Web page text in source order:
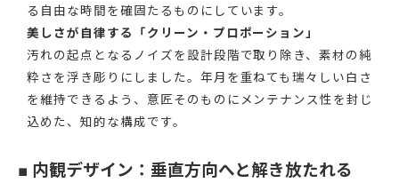
る自由な時間を確固たるものにしています。
美しさが自律する「クリーン・プロポーション」
汚れの起点となるノイズを設計段階で取り除き、素材の純
粋さを浮き彫りにしました。年月を重ねても瑞々しい白さ
を維持できるよう、意匠そのものにメンテナンス性を封じ
込めた、知的な構成です。
■ 内観デザイン：垂直方向へと解き放たれる